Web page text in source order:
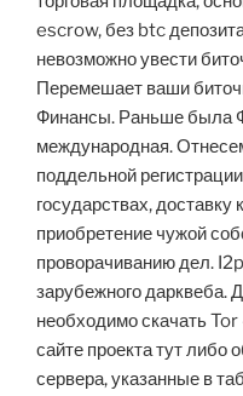
escrow, без btc
невозможно увести
Перемешает ваши
Финансы. Раньше была
международная.
поддельной
государствах,
приобретение чужой
проворачиванию дел.
зарубежного дарквеба.
необходимо скачать
сайте проекта тут либо
сервера, указанные в